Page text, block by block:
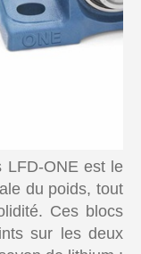
LFD-ONE est le
du poids, tout
Ces blocs
sur les deux